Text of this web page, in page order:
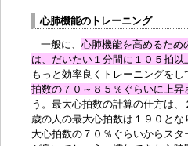
心肺機能のトレーニング
一般に、心肺機能を高めるため
は、だいたい１分間に１０５拍以
もっと効率良くトレーニングをし
拍数の７０～８５％ぐらいに上昇
う。最大心拍数の計算の仕方は
歳の人の最大心拍数は１９０と
大心拍数の７０％ぐらいからス